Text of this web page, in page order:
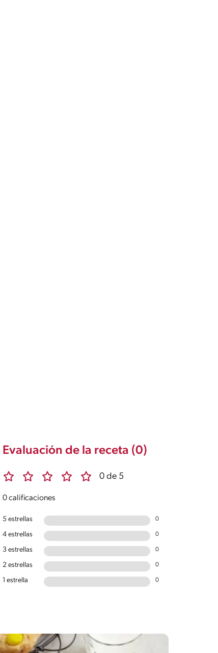
Evaluación de la receta (0)
0 de 5
0 calificaciones
5 estrellas 0
4 estrellas 0
3 estrellas 0
2 estrellas 0
1 estrella 0